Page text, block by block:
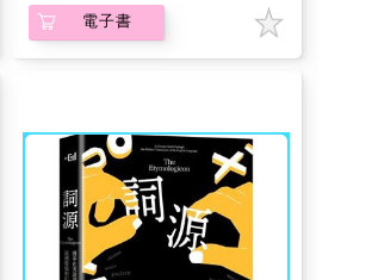
電子書